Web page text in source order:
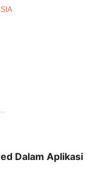
Dalam Aplikasi